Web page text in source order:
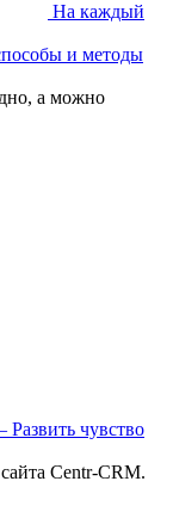
На каждый
и методы
а можно
чувство
Centr-CRM.